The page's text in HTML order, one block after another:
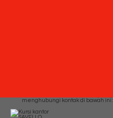
menghubungi kontak di bawah ini: